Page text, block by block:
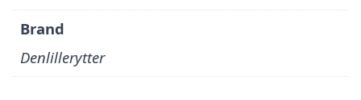
Brand
Denlillerytter